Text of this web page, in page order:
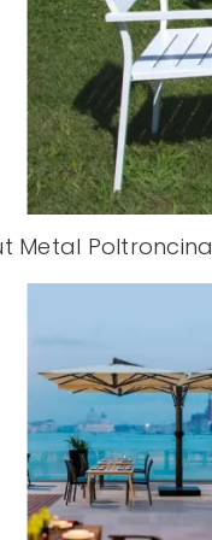
Metal Poltroncina